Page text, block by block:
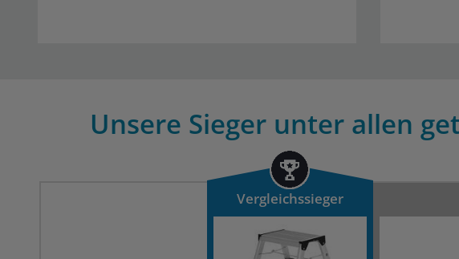
Unsere Sieger unter allen
Vergleichssieger